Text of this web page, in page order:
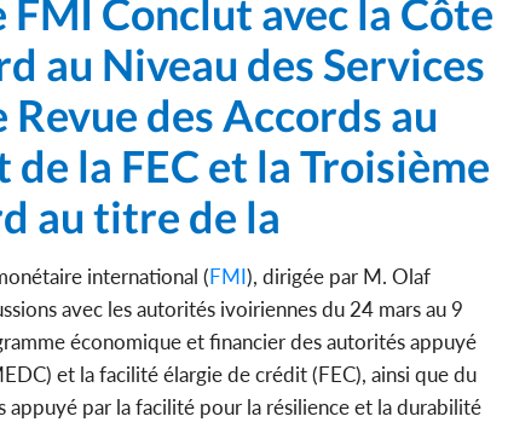
Conclut avec la Côte
au Niveau des Services
des Accords au
la FEC et la Troisième
au titre de la
international (FMI), dirigée par M. Olaf
avec les autorités ivoiriennes du 24 mars au 9
économique et financier des autorités appuyé
et la facilité élargie de crédit (FEC), ainsi que du
par la facilité pour la résilience et la durabilité